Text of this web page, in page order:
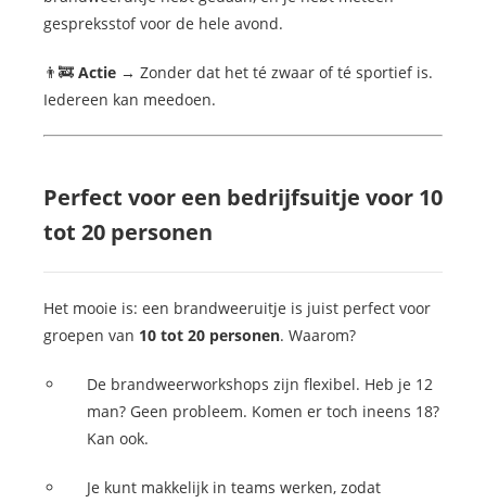
gespreksstof voor de hele avond.
👨‍🚒 Actie → Zonder dat het té zwaar of té sportief is.
Iedereen kan meedoen.
Perfect voor een bedrijfsuitje voor 10
tot 20 personen
Het mooie is: een brandweeruitje is juist perfect voor
groepen van 10 tot 20 personen. Waarom?
De brandweerworkshops zijn flexibel. Heb je 12
man? Geen probleem. Komen er toch ineens 18?
Kan ook.
Je kunt makkelijk in teams werken, zodat